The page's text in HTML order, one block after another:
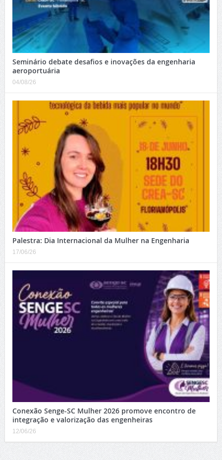
Seminário debate desafios e inovações da engenharia
aeroportuária
04/08/26
Palestra: Dia Internacional da Mulher na Engenharia
17/06/26
Conexão Senge-SC Mulher 2026 promove encontro de
integração e valorização das engenheiras
12/06/26